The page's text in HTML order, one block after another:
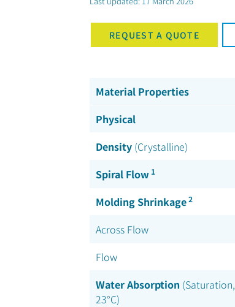
REQUEST A QUOTE
Material Properties
Physical
Density(Crystalline)
Spiral Flow 1
Molding Shrinkage 2
Across Flow
Flow
Water Absorption (Saturation,
23°C)